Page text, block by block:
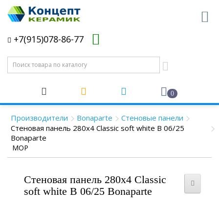
+7(915)078-86-77
0
Производители Bonaparte
Стеновые панели
Стеновая панель 280x4 Classic soft white В 06/25
Bonaparte
MOP
Стеновая панель 280x4 Classic
soft white В 06/25 Bonaparte